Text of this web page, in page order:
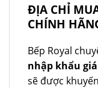
ĐỊA CHỈ
CHÍNH
Bếp Royal
nhập khẩu
sẽ được